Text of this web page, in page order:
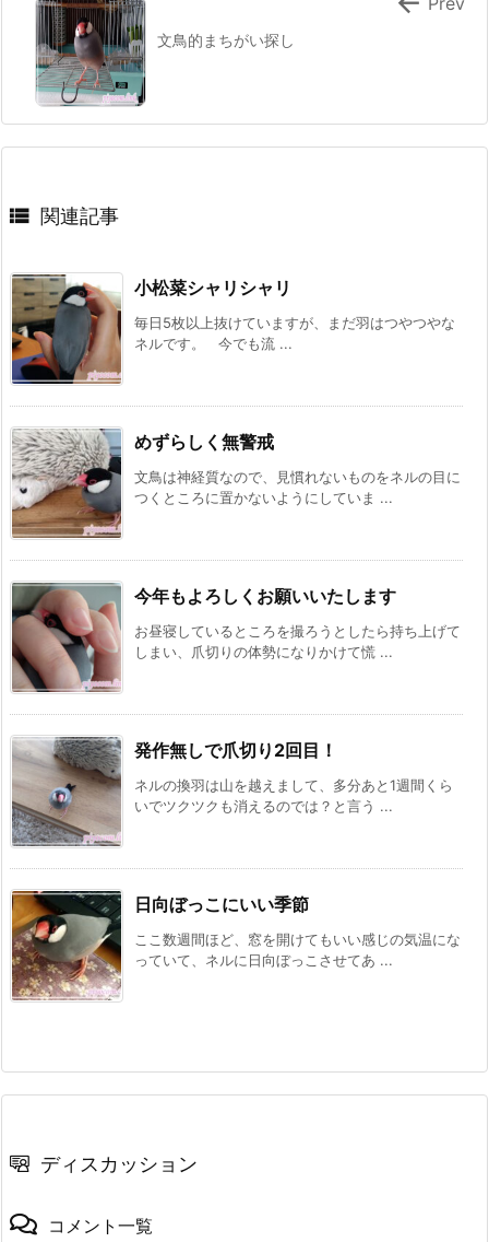
文鳥的まちがい探し
 関連記事
小松菜シャリシャリ
毎日5枚以上抜けていますが、まだ羽はつやつやな
ネルです。 今でも流 ...
めずらしく無警戒
文鳥は神経質なので、見慣れないものをネルの目に
つくところに置かないようにしていま ...
今年もよろしくお願いいたします
お昼寝しているところを撮ろうとしたら持ち上げて
しまい、爪切りの体勢になりかけて慌 ...
発作無しで爪切り2回目！
ネルの換羽は山を越えまして、多分あと1週間くら
いでツクツクも消えるのでは？と言う ...
日向ぼっこにいい季節
ここ数週間ほど、窓を開けてもいい感じの気温にな
っていて、ネルに日向ぼっこさせてあ ...
ディスカッション
コメント一覧